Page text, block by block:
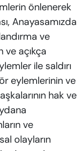
önlenerek
Anayasamızda
ve
ve açıkça
ile saldırı
eylemlerinin ve
hak ve
ve
olayların